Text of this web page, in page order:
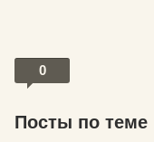
0
Посты по теме